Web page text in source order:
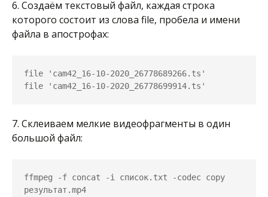
6. Создаём текстовый файл, каждая строка
которого состоит из слова file, пробела и имени
файла в апострофах:
file 'cam42_16-10-2020_26778689266.ts'
file 'cam42_16-10-2020_26778699914.ts'
7. Склеиваем мелкие видеофрагменты в один
большой файл:
ffmpeg -f concat -i список.txt -codec copy
результат.mp4